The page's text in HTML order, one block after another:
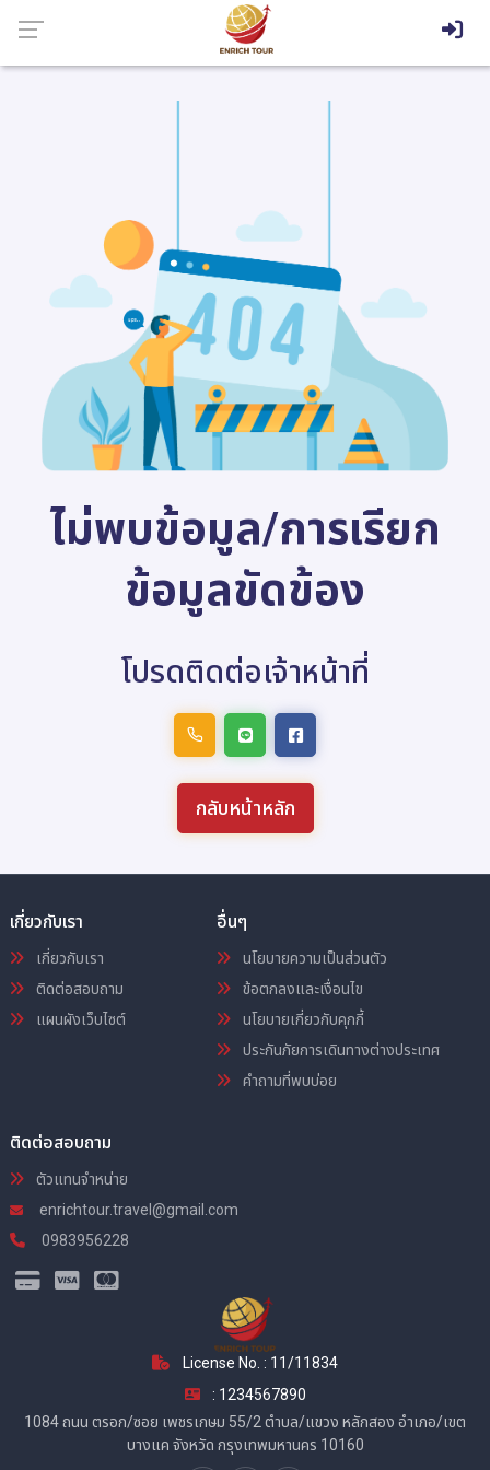
ไม่พบข้อมูล/การเรียก
ข้อมูลขัดข้อง
โปรดติดต่อเจ้าหน้าที่
กลับหน้าหลัก
เกี่ยวกับเรา
เกี่ยวกับเรา
ติดต่อสอบถาม
แผนผังเว็บไซต์
อื่นๆ
นโยบายความเป็นส่วนตัว
ข้อตกลงและเงื่อนไข
นโยบายเกี่ยวกับคุกกี้
ประกันภัยการเดินทางต่างประเทศ
คำถามที่พบบ่อย
ติดต่อสอบถาม
ตัวแทนจำหน่าย
enrichtour.travel@gmail.com
0983956228
License No. : 11/11834
: 1234567890
1084 ถนน ตรอก/ซอย เพชรเกษม 55/2 ตำบล/แขวง หลักสอง อำเภอ/เขต
บางแค จังหวัด กรุงเทพมหานคร 10160